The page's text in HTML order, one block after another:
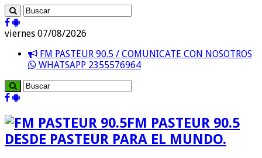
viernes 07/08/2026
FM PASTEUR 90.5 / COMUNICATE CON NOSOTROS
WHATSAPP 2355576964
FM PASTEUR 90.5
DESDE PASTEUR PARA EL MUNDO.